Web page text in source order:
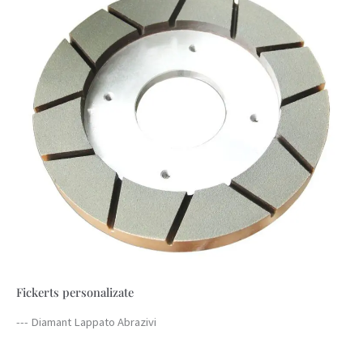
Fickerts personalizate
--- Diamant Lappato Abrazivi